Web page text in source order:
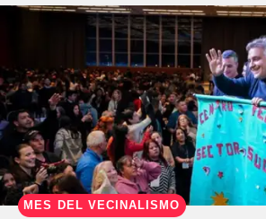
MES DEL VECINALISMO